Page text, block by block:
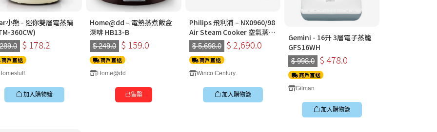
小熊 - 迷你雙層電蒸鍋
360CW)
$ 178.2
商戶直送
加入購物籃
Home@dd – 電熱蒸煮飯盒
深啡 HB13-B
$ 249.0 $ 159.0
商戶直送
Home@dd
已售罄
Philips 飛利浦 – NX0960/98
Air Steam Cooker 空氣蒸鍋
(限時送：飛利浦 NA110 空
氣炸鍋 價值$698)
$ 5,698.0 $ 2,690.0
商戶直送
Winco Century
加入購物籃
Gemini - 16升 3層電子蒸籠
GFS16WH
$ 998.0 $ 478.0
商戶直送
Gilman
加入購物籃